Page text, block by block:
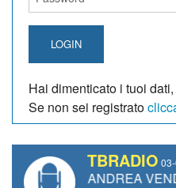
LOGIN
Hai dimenticato i tuoi dati,
Se non sei registrato
TBRADIO
ANDREA VENDRAME,